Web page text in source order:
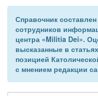
Справочник
сотрудников
центра «Militia Dei».
высказанные в
позицией
с мнением редакции